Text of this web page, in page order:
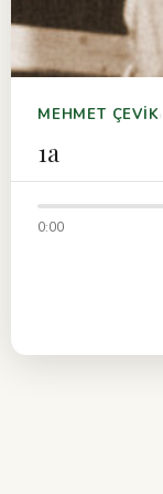
MEHMET ÇEVİK›
1a
0:00